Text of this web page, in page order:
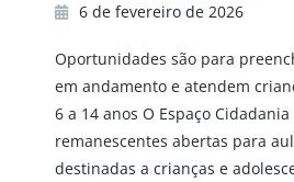
6 de fevereiro de 2026
Oportunidades são para
em andamento e atendem
6 a 14 anos O Espaço
remanescentes abertas para
destinadas a crianças e